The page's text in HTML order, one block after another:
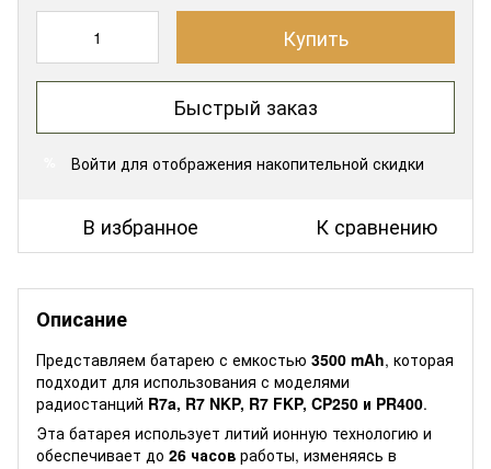
Купить
Быстрый заказ
Войти для отображения накопительной скидки
В избранное К сравнению
Описание
Представляем батарею с емкостью 3500 mAh, которая
подходит для использования с моделями
радиостанций R7a, R7 NKP, R7 FKP, CP250 и PR400.
Эта батарея использует литий ионную технологию и
обеспечивает до 26 часов работы, изменяясь в